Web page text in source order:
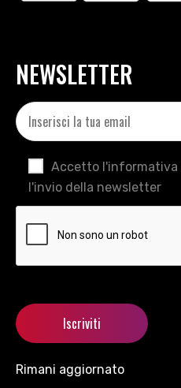
NEWSLETTER
Accetto l'informativa
l'invio della newsletter
Rimani aggiornato